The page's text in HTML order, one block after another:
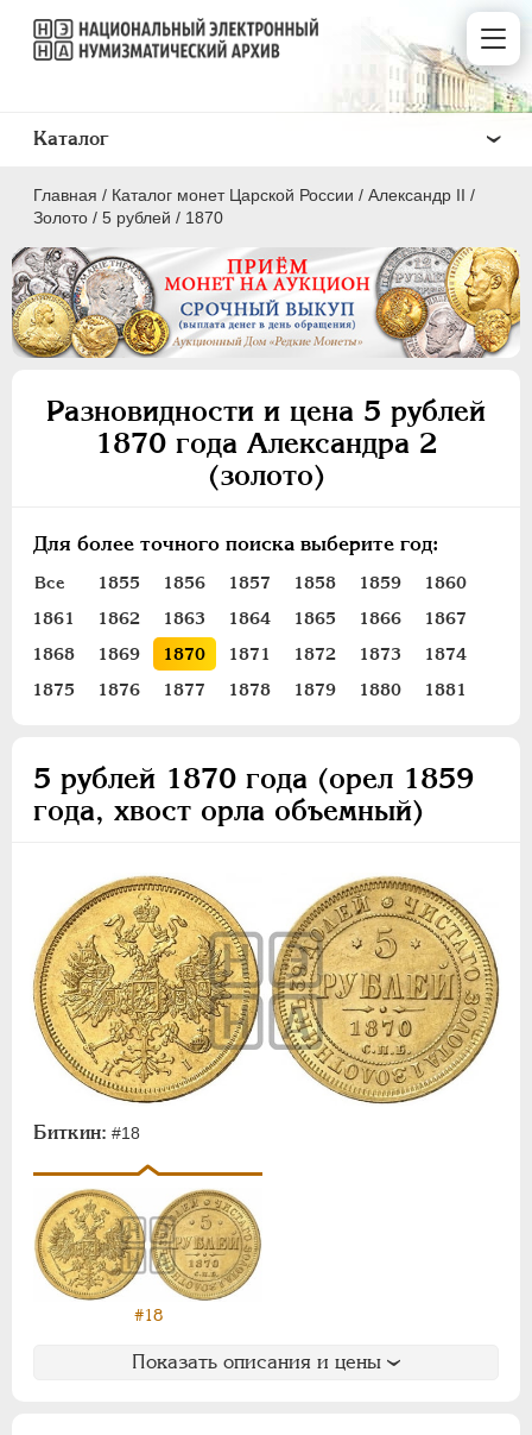
Главная / Каталог монет Царской России / Александр II /
Золото / 5 рублей / 1870
Разновидности и цена 5 рублей
1870 года Александра 2
(золото)
Для более точного поиска выберите год:
Все 1855 1856 1857 1858 1859
1860
1861
1862 1863 1864 1865 1866
1867
1868
1869 1870 1871 1872 1873
1874
1875
1876 1877 1878 1879 1880 1881
5 рублей 1870 года (орел 1859
года, хвост орла объемный)
Биткин: #18
#18
Показать описания и цены
Каталог
ПEТР I 1699 - 1725
ПЕТР II 1727-1729
АННА ИОАННОВНА 1730-1740
ИОАНН АНТОНОВИЧ 1740-1741
ПЕТР III 1762-1762
ЕКАТЕРИНА II
1762-1796
ПАВЕЛ I 1796-1801
АЛЕКСАНДР I 1801-1825
НИКОЛАЙ I
1826-1855
5 рублей
Серебро
Медь
Памятные и донативные
Пробные
Для Финляндии
АЛЕКСАНДР III 1881-1894
НИКОЛАЙ II 1894-1917
ВРЕМЕННОЕ ПРАВ.
ИНОСТРАННЫЕ